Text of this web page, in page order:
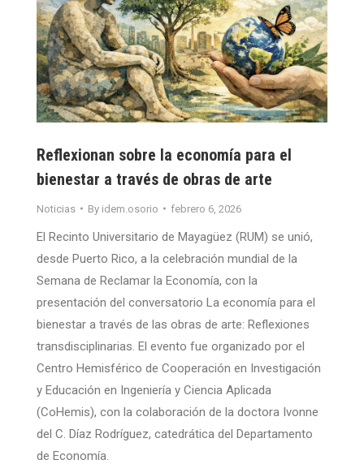
Reflexionan sobre la economía para el
bienestar a través de obras de arte
Noticias By idem.osorio febrero 6, 2026
El Recinto Universitario de Mayagüez (RUM) se unió,
desde Puerto Rico, a la celebración mundial de la
Semana de Reclamar la Economía, con la
presentación del conversatorio La economía para el
bienestar a través de las obras de arte: Reflexiones
transdisciplinarias. El evento fue organizado por el
Centro Hemisférico de Cooperación en Investigación
y Educación en Ingeniería y Ciencia Aplicada
(CoHemis), con la colaboración de la doctora Ivonne
del C. Díaz Rodríguez, catedrática del Departamento
de Economía.